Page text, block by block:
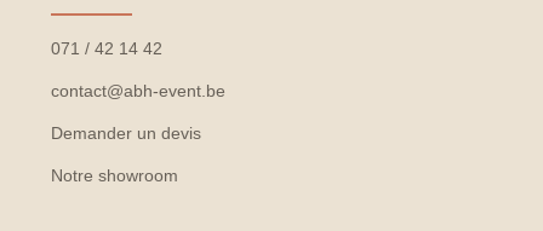
071 / 42 14 42
contact@abh-event.be
Demander un devis
Notre showroom